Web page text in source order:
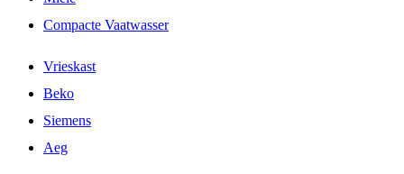
Compacte Vaatwasser
Vrieskast
Beko
Siemens
Aeg